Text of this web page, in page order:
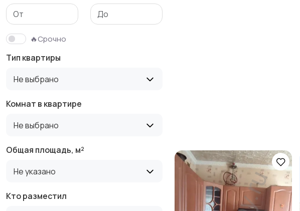
Гаражи и
машиноместа
🔥Срочно
Тип квартиры
Не выбрано
Комнат в квартире
Не выбрано
Общая площадь, м²
Не указано
Кто разместил